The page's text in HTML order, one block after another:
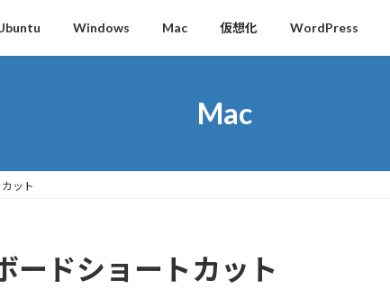
Windows Mac 仮想化 WordPress
Mac
ット
ードショートカット